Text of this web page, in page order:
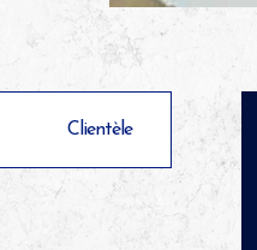
Clientèle